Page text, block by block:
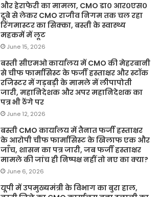
और हेराफेरी का मामला, CMO डा० आर०एस०
दूबे से लेकर CMO राजीव निगम तक चल रहा
रिंगमास्टर का सिक्का, बस्ती के स्वास्थ्य
महकमें में लूट
June 15, 2026
बस्ती सीएमओ कार्यालय में CMO की मेहरबानी
से चीफ फार्मासिस्ट के फर्जी हस्ताक्षर और स्टॉक
रजिस्टर में गड़बड़ी के मामले में लीपापोती
जारी, महानिदेशक और अपर महानिदेशक का
पत्र भी ठेंगे पर
June 12, 2026
बस्ती CMO कार्यालय में तैनात फर्जी हस्ताक्षर
के आरोपी चीफ फार्मासिस्ट के खिलाफ एक और
जाँच, शासन का पत्र जारी, जब फर्जी हस्ताक्षर
मामले की जांच ही निष्पक्ष नहीं तो नए का क्या?
June 6, 2026
यूपी में उपमुख्यमंत्री के विभाग का बुरा हाल,